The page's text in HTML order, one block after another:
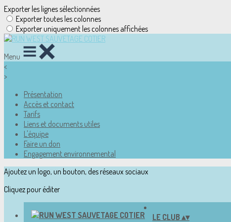
Exporter les lignes sélectionnées
Exporter toutes les colonnes
Exporter uniquement les colonnes affichées
Menu
<
>
Présentation
Accès et contact
Tarifs
Liens et documents utiles
L'équipe
Faire un don
Engagement environnemental
Ajoutez un logo, un bouton, des réseaux sociaux
Cliquez pour éditer
LE CLUB ▴▾